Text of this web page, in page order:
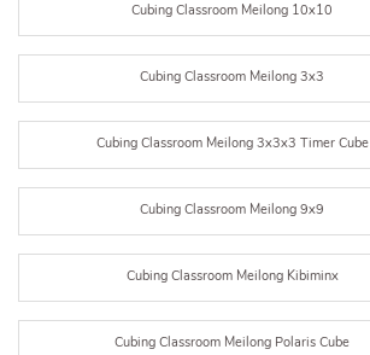
Cubing Classroom Meilong 10x10
Cubing Classroom Meilong 3x3
Cubing Classroom Meilong 3x3x3 Timer Cube
Cubing Classroom Meilong 9x9
Cubing Classroom Meilong Kibiminx
Cubing Classroom Meilong Polaris Cube